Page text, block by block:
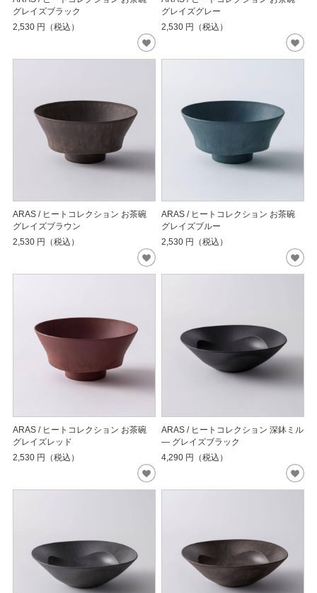
グレイズブラック
2,530 円（税込）
グレイズグレー
2,530 円（税込）
ARAS / ヒートコレクション お茶碗
グレイズブラウン
2,530 円（税込）
ARAS / ヒートコレクション お茶碗
グレイズブルー
2,530 円（税込）
ARAS / ヒートコレクション お茶碗
グレイズレッド
2,530 円（税込）
ARAS / ヒートコレクション 深鉢ミル
― グレイズブラック
4,290 円（税込）